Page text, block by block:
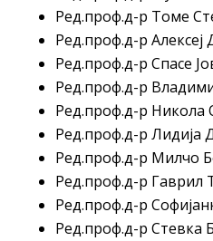
Ред.проф.д-р Томе
Ред.проф.д-р Алексеј
Ред.проф.д-р Спасе
Ред.проф.д-р
Ред.проф.д-р Никола
Ред.проф.д-р Лидија
Ред.проф.д-р Милчо
Ред.проф.д-р Гаврил
Ред.проф.д-р
Ред.проф.д-р Стевка